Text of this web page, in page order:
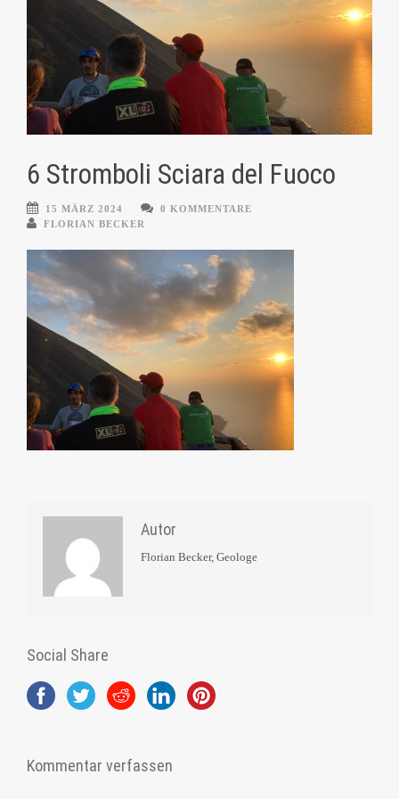
6 Stromboli Sciara del Fuoco
15 MÄRZ 2024
0 KOMMENTARE
FLORIAN BECKER
Autor
Florian Becker, Geologe
Social Share
Kommentar verfassen